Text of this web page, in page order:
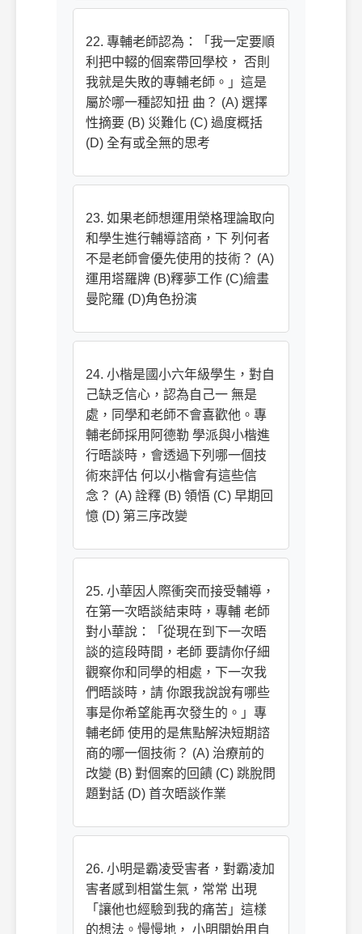
22. 專輔老師認為：「我一定要順
利把中輟的個案帶回學校， 否則
我就是失敗的專輔老師。」這是
屬於哪一種認知扭 曲？ (A) 選擇
性摘要 (B) 災難化 (C) 過度概括
(D) 全有或全無的思考
23. 如果老師想運用榮格理論取向
和學生進行輔導諮商，下 列何者
不是老師會優先使用的技術？ (A)
運用塔羅牌 (B)釋夢工作 (C)繪畫
曼陀羅 (D)角色扮演
24. 小楷是國小六年級學生，對自
己缺乏信心，認為自己一 無是
處，同學和老師不會喜歡他。專
輔老師採用阿德勒 學派與小楷進
行晤談時，會透過下列哪一個技
術來評估 何以小楷會有這些信
念？ (A) 詮釋 (B) 領悟 (C) 早期回
憶 (D) 第三序改變
25. 小華因人際衝突而接受輔導，
在第一次晤談結束時，專輔 老師
對小華說：「從現在到下一次晤
談的這段時間，老師 要請你仔細
觀察你和同學的相處，下一次我
們晤談時，請 你跟我說說有哪些
事是你希望能再次發生的。」專
輔老師 使用的是焦點解決短期諮
商的哪一個技術？ (A) 治療前的
改變 (B) 對個案的回饋 (C) 跳脫問
題對話 (D) 首次晤談作業
26. 小明是霸凌受害者，對霸凌加
害者感到相當生氣，常常 出現
「讓他也經驗到我的痛苦」這樣
的想法。慢慢地， 小明開始用自